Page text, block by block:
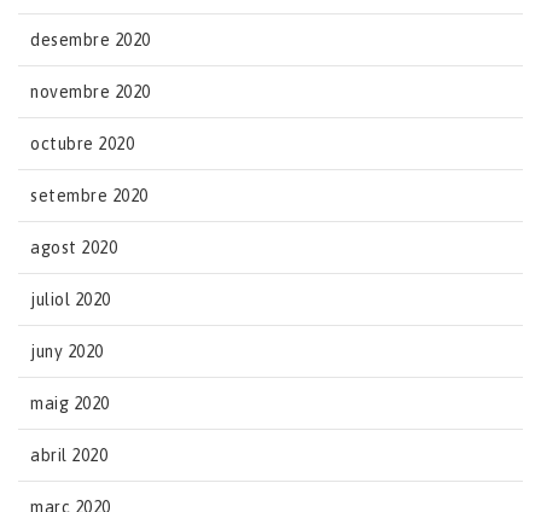
desembre 2020
novembre 2020
octubre 2020
setembre 2020
agost 2020
juliol 2020
juny 2020
maig 2020
abril 2020
març 2020